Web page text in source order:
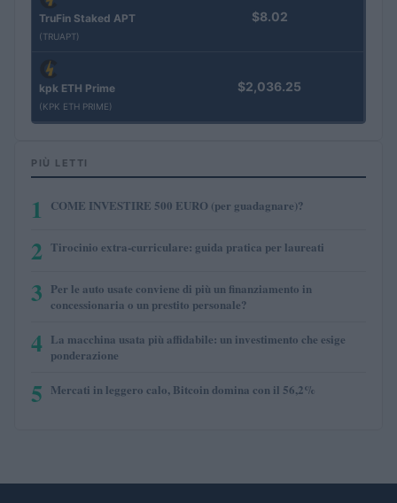
TruFin Staked APT
(TRUAPT)
$8.02
kpk ETH Prime
(KPK ETH PRIME)
$2,036.25
PIÙ LETTI
1 COME INVESTIRE 500 EURO (per guadagnare)?
2 Tirocinio extra-curriculare: guida pratica per laureati
3 Per le auto usate conviene di più un finanziamento in
concessionaria o un prestito personale?
4 La macchina usata più affidabile: un investimento che esige
ponderazione
5 Mercati in leggero calo, Bitcoin domina con il 56,2%